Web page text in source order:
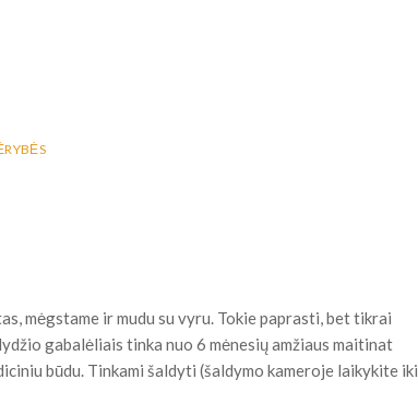
mėgstame ir mudu su vyru. Tokie paprasti, bet tikrai
gabalėliais tinka nuo 6 mėnesių amžiaus maitinat
būdu. Tinkami šaldyti (šaldymo kameroje laikykite iki